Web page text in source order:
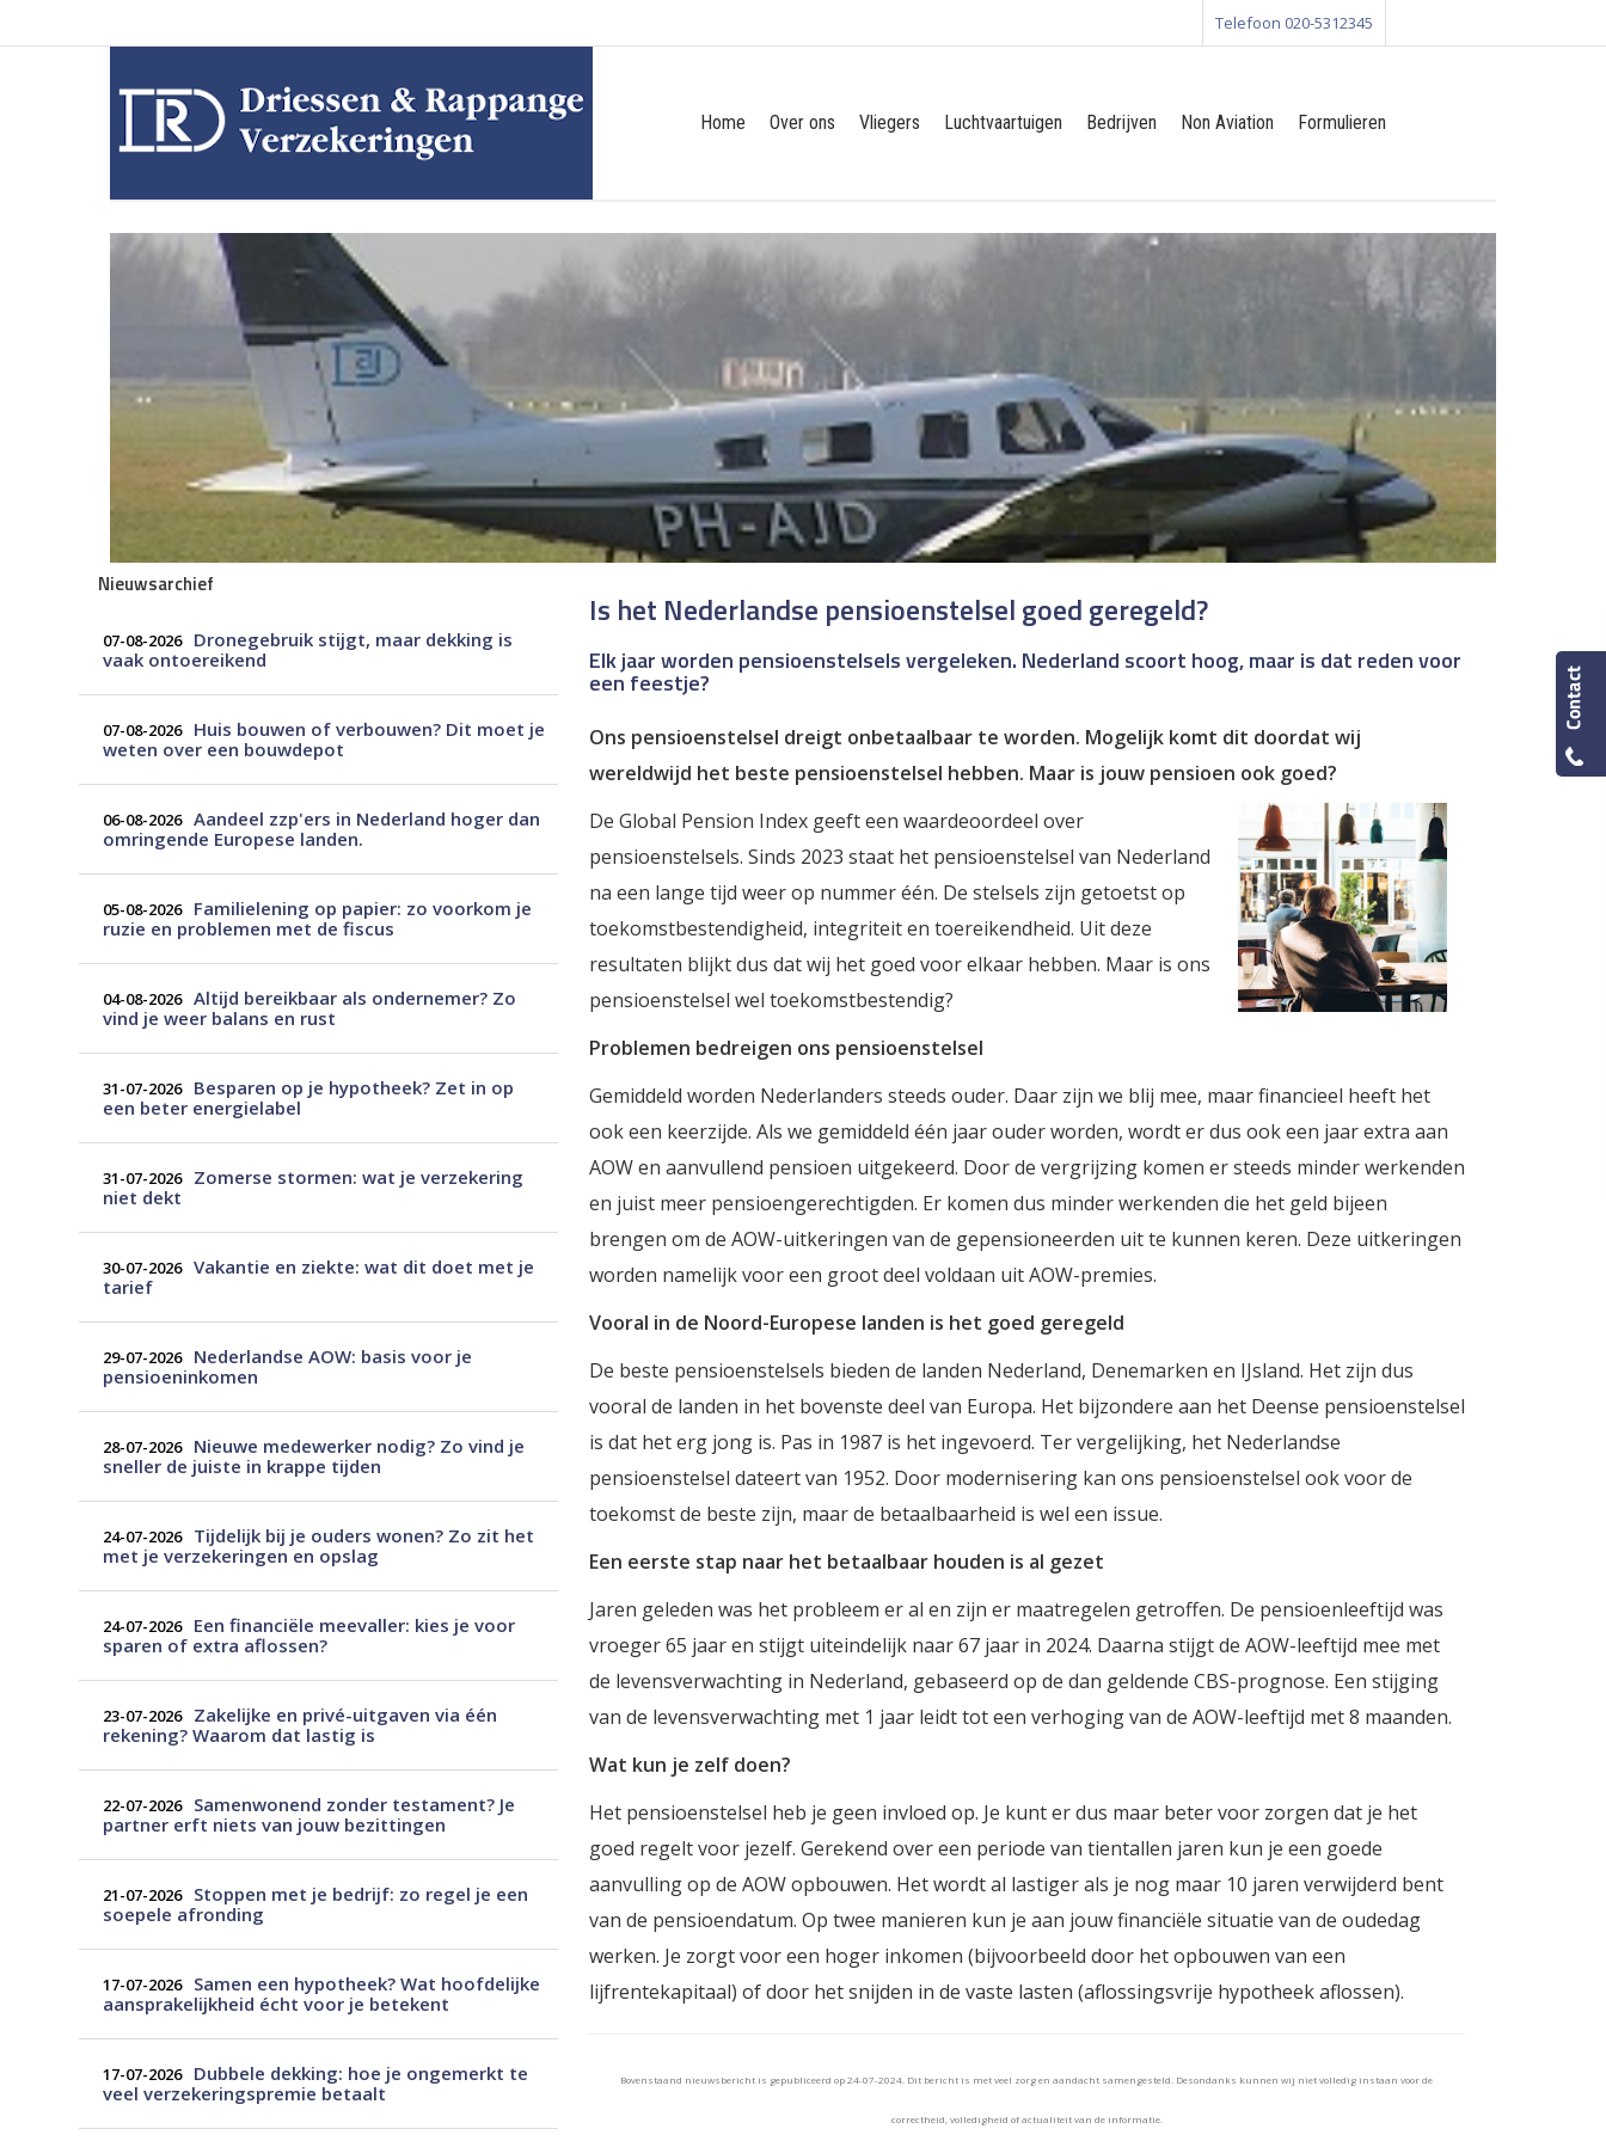
Telefoon 020-5312345
Home Over ons Vliegers Luchtvaartuigen Bedrijven Non Aviation Formulieren
Nieuwsarchief
07-08-2026
Dronegebruik stijgt, maar dekking is
vaak ontoereikend
07-08-2026
Huis bouwen of verbouwen? Dit moet je
weten over een bouwdepot
06-08-2026 Aandeel zzp'ers in Nederland hoger dan
omringende Europese landen.
05-08-2026
Familielening op papier: zo voorkom je
ruzie en problemen met de fiscus
04-08-2026 Altijd bereikbaar als ondernemer? Zo
vind je weer balans en rust
31-07-2026
Besparen op je hypotheek? Zet in op
een beter energielabel
31-07-2026
Zomerse stormen: wat je verzekering
niet dekt
30-07-2026 Vakantie en ziekte: wat dit doet met je
tarief
29-07-2026
Nederlandse AOW: basis voor je
pensioeninkomen
28-07-2026
Nieuwe medewerker nodig? Zo vind je
sneller de juiste in krappe tijden
24-07-2026
Tijdelijk bij je ouders wonen? Zo zit het
met je verzekeringen en opslag
24-07-2026
Een financiële meevaller: kies je voor
sparen of extra aflossen?
23-07-2026
Zakelijke en privé-uitgaven via één
rekening? Waarom dat lastig is
22-07-2026
Samenwonend zonder testament? Je
partner erft niets van jouw bezittingen
21-07-2026
Stoppen met je bedrijf: zo regel je een
soepele afronding
17-07-2026
Samen een hypotheek? Wat hoofdelijke
aansprakelijkheid écht voor je betekent
17-07-2026
Dubbele dekking: hoe je ongemerkt te
veel verzekeringspremie betaalt
Is het Nederlandse pensioenstelsel goed geregeld?
Elk jaar worden pensioenstelsels vergeleken. Nederland scoort hoog, maar is dat reden voor
een feestje?
Ons pensioenstelsel dreigt onbetaalbaar te worden. Mogelijk komt dit doordat wij
wereldwijd het beste pensioenstelsel hebben. Maar is jouw pensioen ook goed?
De Global Pension Index geeft een waardeoordeel over
pensioenstelsels. Sinds 2023 staat het pensioenstelsel van Nederland
na een lange tijd weer op nummer één. De stelsels zijn getoetst op
toekomstbestendigheid, integriteit en toereikendheid. Uit deze
resultaten blijkt dus dat wij het goed voor elkaar hebben. Maar is ons
pensioenstelsel wel toekomstbestendig?
Problemen bedreigen ons pensioenstelsel
Gemiddeld worden Nederlanders steeds ouder. Daar zijn we blij mee, maar financieel heeft het
ook een keerzijde. Als we gemiddeld één jaar ouder worden, wordt er dus ook een jaar extra aan
AOW en aanvullend pensioen uitgekeerd. Door de vergrijzing komen er steeds minder werkenden
en juist meer pensioengerechtigden. Er komen dus minder werkenden die het geld bijeen
brengen om de AOW-uitkeringen van de gepensioneerden uit te kunnen keren. Deze uitkeringen
worden namelijk voor een groot deel voldaan uit AOW-premies.
Vooral in de Noord-Europese landen is het goed geregeld
De beste pensioenstelsels bieden de landen Nederland, Denemarken en IJsland. Het zijn dus
vooral de landen in het bovenste deel van Europa. Het bijzondere aan het Deense pensioenstelsel
is dat het erg jong is. Pas in 1987 is het ingevoerd. Ter vergelijking, het Nederlandse
pensioenstelsel dateert van 1952. Door modernisering kan ons pensioenstelsel ook voor de
toekomst de beste zijn, maar de betaalbaarheid is wel een issue.
Een eerste stap naar het betaalbaar houden is al gezet
Jaren geleden was het probleem er al en zijn er maatregelen getroffen. De pensioenleeftijd was
vroeger 65 jaar en stijgt uiteindelijk naar 67 jaar in 2024. Daarna stijgt de AOW-leeftijd mee met
de levensverwachting in Nederland, gebaseerd op de dan geldende CBS-prognose. Een stijging
van de levensverwachting met 1 jaar leidt tot een verhoging van de AOW-leeftijd met 8 maanden.
Wat kun je zelf doen?
Het pensioenstelsel heb je geen invloed op. Je kunt er dus maar beter voor zorgen dat je het
goed regelt voor jezelf. Gerekend over een periode van tientallen jaren kun je een goede
aanvulling op de AOW opbouwen. Het wordt al lastiger als je nog maar 10 jaren verwijderd bent
van de pensioendatum. Op twee manieren kun je aan jouw financiële situatie van de oudedag
werken. Je zorgt voor een hoger inkomen (bijvoorbeeld door het opbouwen van een
lijfrentekapitaal) of door het snijden in de vaste lasten (aflossingsvrije hypotheek aflossen).
Bovenstaand nieuwsbericht is gepubliceerd op 24-07-2024. Dit bericht is met veel zorg en aandacht samengesteld. Desondanks kunnen wij niet volledig instaan voor de
correctheid, volledigheid of actualiteit van de informatie.